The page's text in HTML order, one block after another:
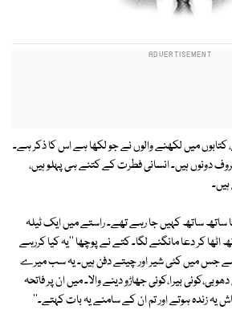
میں لکھنے والوں نے جو لکھا ہے اس کا ذکر ہے۔
دونوں ہیں۔ انسانی فطرت کے کتنے ہی پہلو ہیں،
ساتھ ساتھ کہیں جا رہے تھے۔ راستے میں ایک ٹیلہ
اٹھا کر دعا مانگنے لگا۔ کتے نے پوچھا ''یہ کیا کررہے
ہے جس میں کئی شیر اور چیتے دفن ہیں۔ یہ سب میرے
بیرا،کوئی جھاڑو دینے والا۔ میں ان پر فاتحہ
یہ زندہ ہوتے اور تم ان کے سامنے یہ بات کہتے۔''